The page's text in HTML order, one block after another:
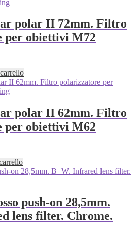
polar II 72mm. Filtro
per obiettivi M72
polar II 62mm. Filtro
per obiettivi M62
push-on 28,5mm.
lens filter. Chrome.